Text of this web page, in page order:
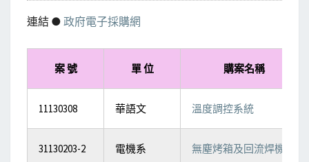
連結 ● 政府電子採購網
案 號 單 位 購案名稱
11130308 華語文 溫度調控系統
31130203-2 電機系 無塵烤箱及回流焊機